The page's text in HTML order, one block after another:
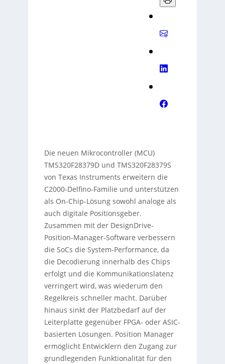
Die neuen Mikrocontroller (MCU)
TMS320F28379D und TMS320F28379S
von Texas Instruments erweitern die
C2000-Delfino-Familie und unterstützen
als On-Chip-Lösung sowohl analoge als
auch digitale Positionsgeber.
Zusammen mit der DesignDrive-
Position-Manager-Software verbessern
die SoCs die System-Performance, da
die Decodierung innerhalb des Chips
erfolgt und die Kommunikationslatenz
verringert wird, was wiederum den
Regelkreis schneller macht. Darüber
hinaus sinkt der Platzbedarf auf der
Leiterplatte gegenüber FPGA- oder ASIC-
basierten Lösungen. Position Manager
ermöglicht Entwicklern den Zugang zur
grundlegenden Funktionalität für den